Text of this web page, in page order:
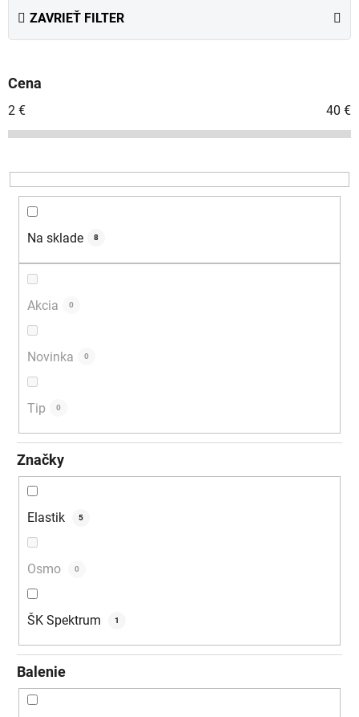
p
r
o
u
ZAVRIEŤ FILTER
Cena
2 € 40 €
Na sklade 8
Akcia 0
Novinka 0
Tip 0
Značky
Elastik 5
Osmo 0
ŠK Spektrum 1
Balenie